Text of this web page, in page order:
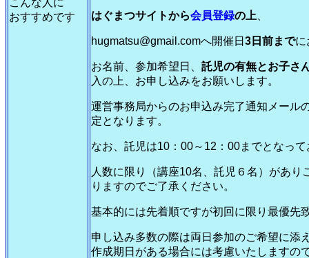
おすすめです
はぐまつサイトから会員登録の上
hugmatsu@gmail.comへ開催日 3日前までに
お名前、参加希望日、 託児の有無とお子さ
入の上、お申し込みをお願いします。
運営事務局からのお申込み完了通知メール
定となります。
なお、託児は10：00～12：00までとなっ
人数に限り（講座10名、託児６名）があり
りますのでご了承ください。
基本的には先着順ですが初回に限り最優先
申し込み多数の際は両日参加のご希望に添
作成期日がある場合には考慮いたしますの